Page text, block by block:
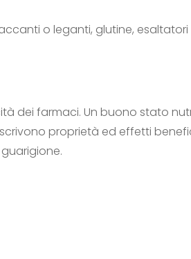
o leganti, glutine, esaltatori
dei farmaci. Un buono stato
proprietà ed effetti